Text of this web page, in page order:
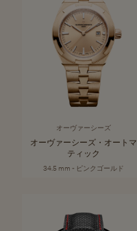
オーヴァーシーズ
オーヴァーシーズ・オートマ
ティック
34.5 mm - ピンクゴールド